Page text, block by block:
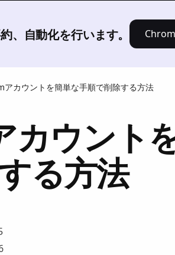
、自動化を行います。
ソリューシ
アカウントを簡単な手順で削除する方法
カウント
る方法